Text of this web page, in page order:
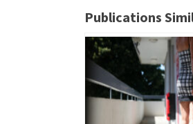
Publications